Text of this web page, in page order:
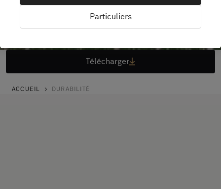
ACCUEIL DURABILITÉ
Télécharger
Particuliers